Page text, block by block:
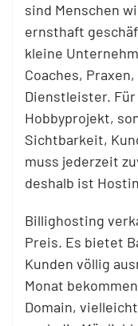
sind Menschen
ernsthaft
kleine
Coaches,
Dienstleister.
Hobbyprojekt,
Sichtbarkeit,
muss jederzeit
deshalb ist
Billighosting
Preis. Es bietet
Kunden völlig
Monat
Domain,